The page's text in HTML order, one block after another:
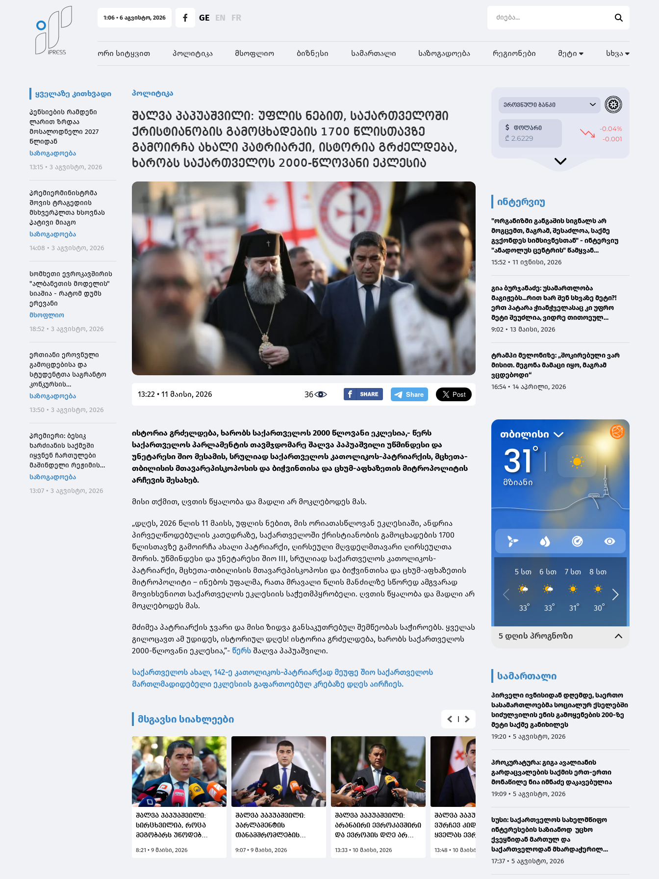
1:06 • 6 აგვისტო, 2026 GE EN FR
ორი სიტყვით პოლიტიკა მსოფლიო ბიზნესი სამართალი საზოგადოება რეგიონები მეტი სხვა
ყველაზე კითხვადი
პენსიების რამდენი
ლარით ზრდაა
მოსალოდნელი 2027
წლიდან
საზოგადოება
13:15 • 3 აგვისტო, 2026
პრემიერმინისტრმა
შოვის ტრაგედიის
მსხვერპლთა ხსოვნას
პატივი მიაგო
საზოგადოება
14:08 • 3 აგვისტო, 2026
სომხეთი ევროკავშირის
"ალბანეთის მოდელის"
სიაშია - რატომ დუმს
ერევანი
მსოფლიო
18:52 • 3 აგვისტო, 2026
ერთიანი ეროვნული
გამოცდებისა და
სტუდენტთა საგრანტო
კონკურსის
მონაწილეებისთვის
განაცხადების მიღება 4
აგვისტოს 10:00
საათიდან დაიწყება
საზოგადოება
13:50 • 3 აგვისტო, 2026
პრემიერი: ბესიკ
ხარძიანის საქმეში
იყვნენ ჩართულები
მაშინდელი რეჟიმის
მაღალჩინოსნები, ეს
შეგვახსენებს იმას, თუ
საზოგადოება
13:07 • 3 აგვისტო, 2026
პოლიტიკა
შალვა პაპუაშვილი: უფლის ნებით, საქართველოში
ქრისტიანობის გამოცხადების 1700 წლისთავზე
გამოირჩა ახალი პატრიარქი, ისტორია გრძელდება,
ხარობს საქართველოს 2000-წლოვანი ეკლესია
13:22 • 11 მაისი, 2026 36
ისტორია გრძელდება, ხარობს საქართველოს 2000 წლოვანი ეკლესია,- წერს
საქართველოს პარლამენტის თავმჯდომარე შალვა პაპუაშვილი უწმინდესი და
უნეტარესი შიო მესამის, სრულიად საქართველოს კათოლიკოს-პატრიარქის, მცხეთა-
თბილისის მთავარეპისკოპოსის და ბიჭვინთისა და ცხუმ-აფხაზეთის მიტროპოლიტის
არჩევის შესახებ.
მისი თქმით, ღვთის წყალობა და მადლი არ მოკლებოდეს მას.
„დღეს, 2026 წლის 11 მაისს, უფლის ნებით, მის ორიათასწლოვან ეკლესიაში, ანდრია
პირველწოდებულის კათედრაზე, საქართველოში ქრისტიანობის გამოცხადების 1700
წლისთავზე გამოირჩა ახალი პატრიარქი, ღირსეული მღვდელმთავარი ღირსეულთა
შორის. უწმინდესი და უნეტარესი შიო III, სრულიად საქართველოს კათოლიკოს-
პატრიარქი, მცხეთა-თბილისის მთავარეპისკოპოსი და ბიჭვინთისა და ცხუმ-აფხაზეთის
მიტროპოლიტი – ინებოს უფალმა, რათა მრავალი წლის მანძილზე სწორედ ამგვარად
მოვიხსენიოთ საქართველოს ეკლესიის საჭეთმპყრობელი. ღვთის წყალობა და მადლი არ
მოკლებოდეს მას.
მძიმეა პატრიარქის ჯვარი და მისი ზიდვა განსაკუთრებულ შემწეობას საჭიროებს. ყველას
გილოცავთ ამ უდიდეს, ისტორიულ დღეს! ისტორია გრძელდება, ხარობს საქართველოს
2000-წლოვანი ეკლესია,”- წერს შალვა პაპუაშვილი.
საქართველოს ახალ, 142-ე კათოლიკოს-პატრიარქად მეუფე შიო საქართველოს
მართლმადიდებელი ეკლესიის გაფართოებულ კრებაზე დღეს აირჩიეს.
მსგავსი სიახლეები
შალვა პაპუაშვილი:
სირცხვილია, როცა
მეგობარს უწოდებ
აწარმოებ დაზვერვას,
8:21 • 9 მაისი, 2026
შალვა პაპუაშვილი:
პარლამენტის
თანამშრომლების
რომ არა, შეიძლებოდა,
9:07 • 9 მაისი, 2026
შალვა პაპუაშვილი:
არანაირი ევროკავშირი
და ევროპის დღე არ
ასობით ათასი
13:33 • 10 მაისი, 2026
შალვა პაპუაშვილი: მე
ვურჩევ კიდევ ერთხელ
ყველას ევროკავშირში,
13:48 • 10 მაისი, 2026
შალვა პაპუაშვილი:
ჩვენმა პოლიციელებმა
მაიდნისგან, ბნელ
წარსულში
დაბრუნებისგან
დაიცვეს ქვეყანა, ამ
პროცესში იყო
15:17 • 10 მაისი, 2026
ინტერვიუ
"ორგანიზმი განგაშის სიგნალს არ
მოგცემთ, მაგრამ, შესაძლოა, საქმე
გვქონდეს სიმსივნესთან" - ინტერვიუ
"ანადოლუს ცენტრის" წამყვან
ონკოლოგთან
15:52 • 11 ივნისი, 2026
გია ბურჯანაძე: უსამართლობა
მაგიჟებს...რით ხარ შენ სხვაზე მეტი?!
ერთ პატარა ჭიანჭველასაც კი უფრო
მეტი შეუძლია, ვიდრე თითოეულ
ჩვენგანს...
9:02 • 13 მაისი, 2026
ტრამპი მელონიზე: „შოკირებული ვარ
მისით. მეგონა მამაცი იყო, მაგრამ
ვცდებოდი“
16:54 • 14 აპრილი, 2026
სამართალი
პირველი ივნისიდან დღემდე, საერთო
სასამართლოებმა სოციალურ ქსელებში
სიძულვილის ენის გამოყენების 200-ზე
მეტი საქმე განიხილეს
19:20 • 5 აგვისტო, 2026
პროკურატურა: გიგა ავალიანის
გარდაცვალების საქმის ერთ-ერთი
მონაწილე ნია იმნაძე დაკავებულია
19:09 • 5 აგვისტო, 2026
სუსი: საქართველოს სახელმწიფო
ინტერესების საზიანოდ უცხო
ქვეყნიდან მართულ და
საქართველოდან მხარდაჭერილ
დისკრედიტაციულ საინფორმაციო
17:37 • 5 აგვისტო, 2026